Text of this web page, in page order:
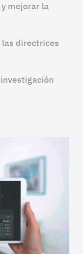
mejorar la
directrices